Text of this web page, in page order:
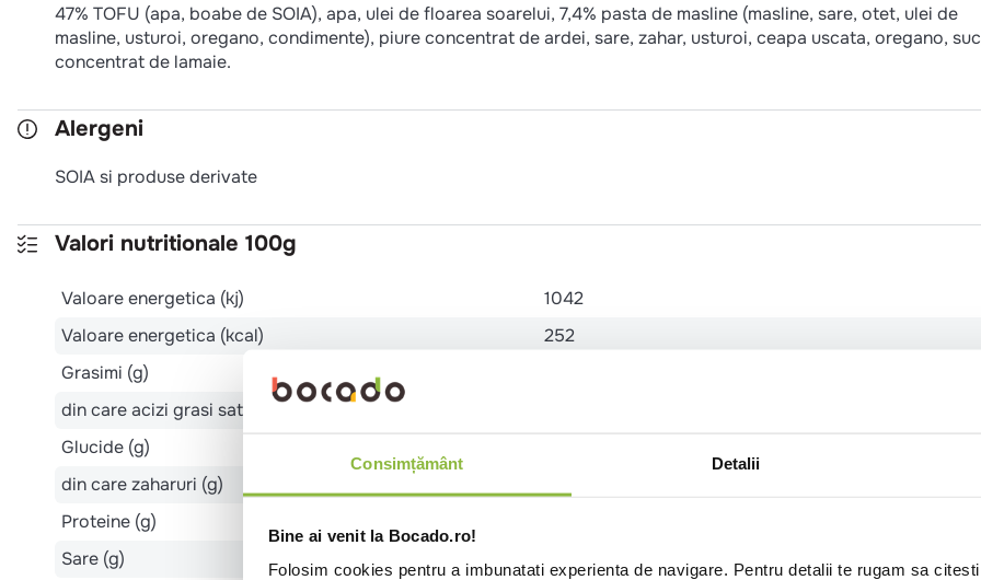
Consimțământ Detalii
Bine ai venit la Bocado.ro!
Folosim cookies pentru a imbunatati experienta de navigare. Pentru detalii te rugam sa citesti
47% TOFU (apa, boabe de SOIA), apa, ulei de floarea soarelui, 7,4% pasta de masline (masline, sare, otet, ulei de
masline, usturoi, oregano, condimente), piure concentrat de ardei, sare, zahar, usturoi, ceapa uscata, oregano, suc
concentrat de lamaie.
Alergeni
SOIA si produse derivate
Valori nutritionale 100g
Valoare energetica (kj)
1042
Valoare energetica (kcal)
252
Grasimi (g)
din care acizi grasi saturati (g)
Glucide (g)
din care zaharuri (g)
Proteine (g)
Sare (g)